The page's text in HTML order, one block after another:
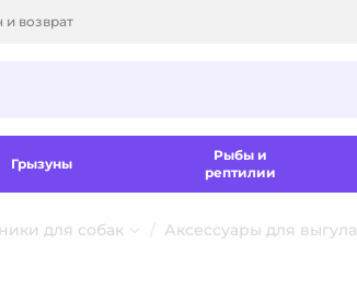
возврат
Грызуны
Рыбы и
рептилии
для собак Аксессуары для выгула